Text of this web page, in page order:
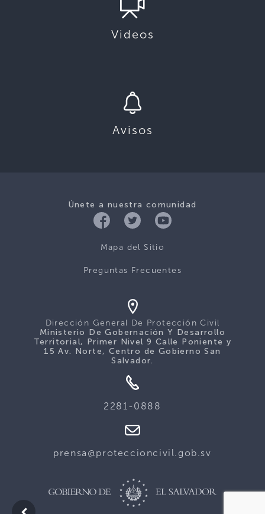
Videos
Avisos
Únete a nuestra comunidad
Mapa del Sitio
Preguntas Frecuentes
Dirección General De Protección Civil
Ministerio De Gobernación Y Desarrollo
Territorial, Primer Nivel 9 Calle Poniente y
15 Av. Norte, Centro de Gobierno San
Salvador.
2281-0888
prensa@proteccioncivil.gob.sv